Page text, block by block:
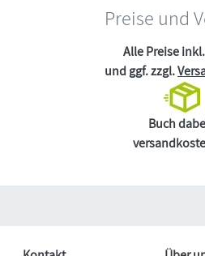
Preise und
Alle Preise
und ggf. zzgl.
Buch